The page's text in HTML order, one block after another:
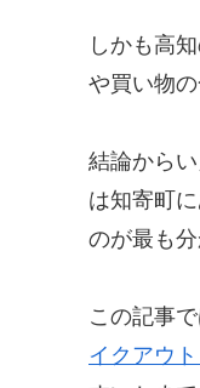
しかも高
や買い物
結論から
は知寄町
のが最も分
この記事
イクアウ